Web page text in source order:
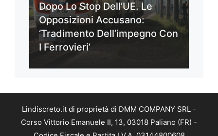
Dopo Lo Stop Dell’UE. Le
Opposizioni Accusano:
‘Tradimento Dell’impegno Con
I Ferrovieri’
Lindiscreto.it di proprietà di DMM COMPANY SRL -
Corso Vittorio Emanuele II, 13, 03018 Paliano (FR) -